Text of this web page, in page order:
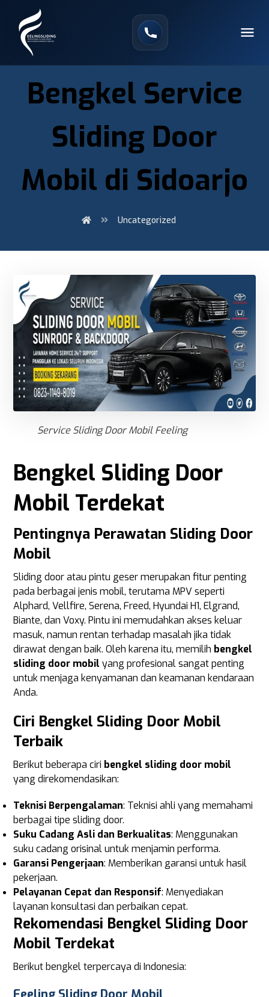
Bengkel Service
Sliding Door
Mobil di Sidoarjo
Uncategorized
Service Sliding Door Mobil Feeling
Bengkel Sliding Door
Mobil Terdekat
Pentingnya Perawatan Sliding Door
Mobil
Sliding door atau pintu geser merupakan fitur penting
pada berbagai jenis mobil, terutama MPV seperti
Alphard, Vellfire, Serena, Freed, Hyundai H1, Elgrand,
Biante, dan Voxy. Pintu ini memudahkan akses keluar
masuk, namun rentan terhadap masalah jika tidak
dirawat dengan baik. Oleh karena itu, memilih bengkel
sliding door mobil yang profesional sangat penting
untuk menjaga kenyamanan dan keamanan kendaraan
Anda.
Ciri Bengkel Sliding Door Mobil
Terbaik
Berikut beberapa ciri bengkel sliding door mobil
yang direkomendasikan:
Teknisi Berpengalaman: Teknisi ahli yang memahami
berbagai tipe sliding door.
Suku Cadang Asli dan Berkualitas: Menggunakan
suku cadang orisinal untuk menjamin performa.
Garansi Pengerjaan: Memberikan garansi untuk hasil
pekerjaan.
Pelayanan Cepat dan Responsif: Menyediakan
layanan konsultasi dan perbaikan cepat.
Rekomendasi Bengkel Sliding Door
Mobil Terdekat
Berikut bengkel terpercaya di Indonesia: